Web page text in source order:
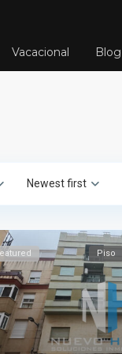
Vacacional Blog
Newest first
Piso